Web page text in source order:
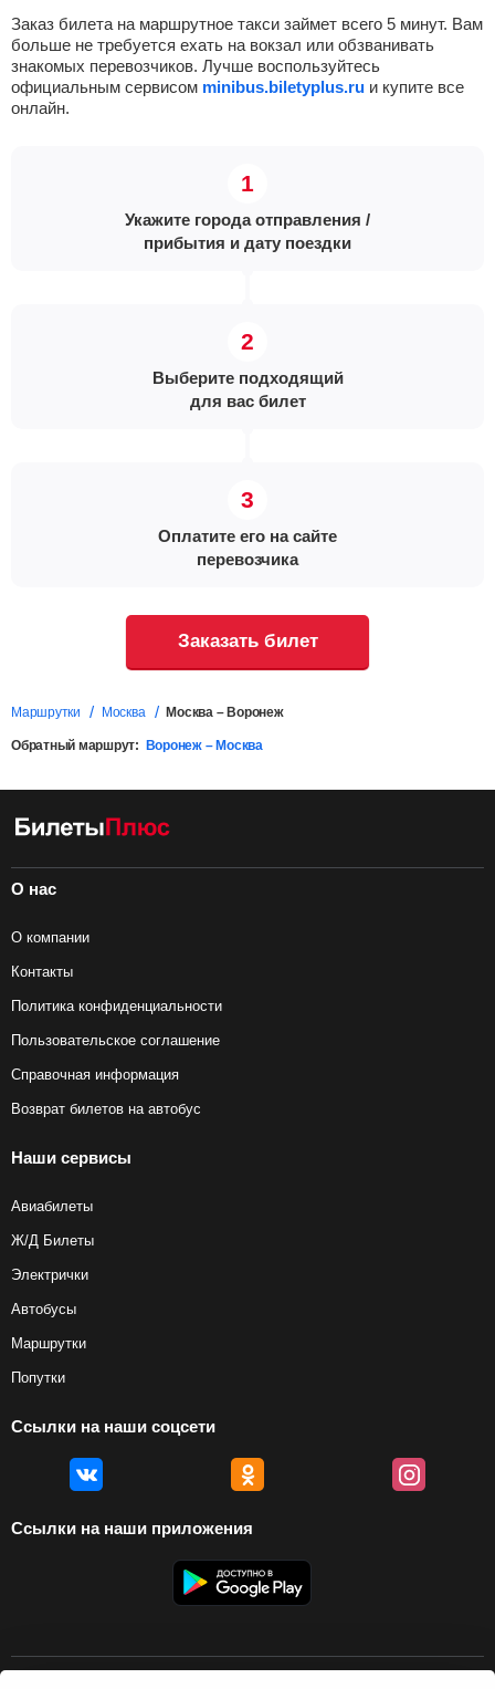
Заказ билета на маршрутное такси займет всего 5 минут. Вам
больше не требуется ехать на вокзал или обзванивать
знакомых перевозчиков. Лучше воспользуйтесь
официальным сервисом minibus.biletyplus.ru и купите все
онлайн.
Укажите города отправления /
прибытия и дату поездки
Выберите подходящий
для вас билет
Оплатите его на сайте
перевозчика
Заказать билет
Маршрутки Москва Москва – Воронеж
Обратный маршрут: Воронеж – Москва
О нас
О компании
Контакты
Политика конфиденциальности
Пользовательское соглашение
Справочная информация
Возврат билетов на автобус
Наши сервисы
Авиабилеты
Ж/Д Билеты
Электрички
Автобусы
Маршрутки
Попутки
Ссылки на наши соцсети
Ссылки на наши приложения